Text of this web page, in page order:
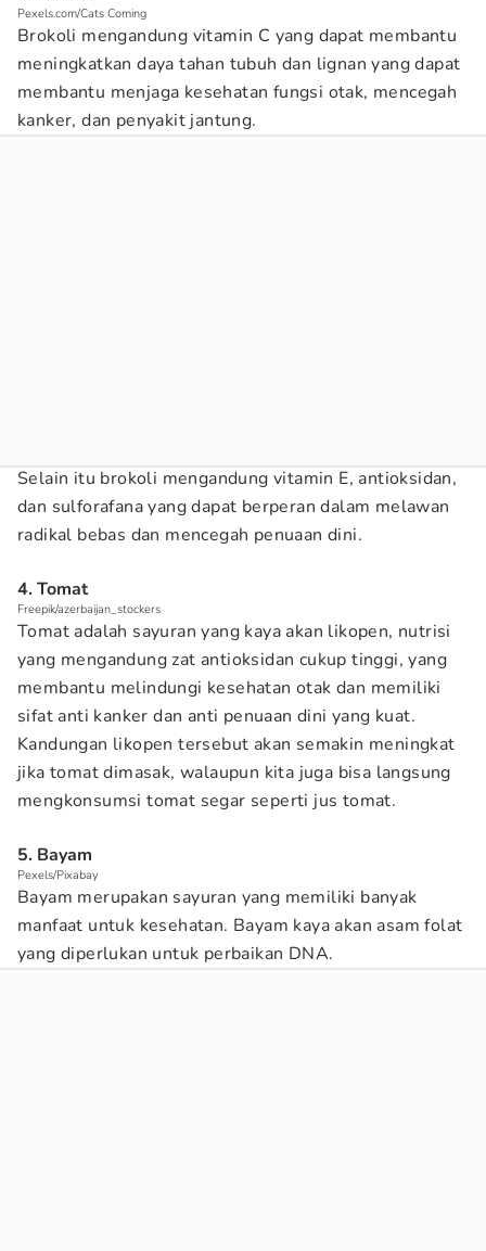
Pexels.com/Cats Coming
Brokoli mengandung vitamin C yang dapat membantu
meningkatkan daya tahan tubuh dan lignan yang dapat
membantu menjaga kesehatan fungsi otak, mencegah
kanker, dan penyakit jantung.
Selain itu brokoli mengandung vitamin E, antioksidan,
dan sulforafana yang dapat berperan dalam melawan
radikal bebas dan mencegah penuaan dini.
4. Tomat
Freepik/azerbaijan_stockers
Tomat adalah sayuran yang kaya akan likopen, nutrisi
yang mengandung zat antioksidan cukup tinggi, yang
membantu melindungi kesehatan otak dan memiliki
sifat anti kanker dan anti penuaan dini yang kuat.
Kandungan likopen tersebut akan semakin meningkat
jika tomat dimasak, walaupun kita juga bisa langsung
mengkonsumsi tomat segar seperti jus tomat.
5. Bayam
Pexels/Pixabay
Bayam merupakan sayuran yang memiliki banyak
manfaat untuk kesehatan. Bayam kaya akan asam folat
yang diperlukan untuk perbaikan DNA.